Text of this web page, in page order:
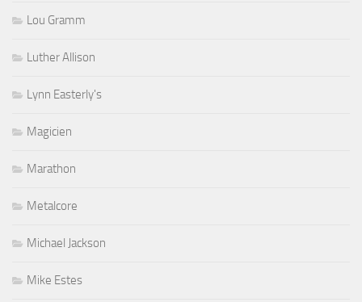
Lou Gramm
Luther Allison
Lynn Easterly's
Magicien
Marathon
Metalcore
Michael Jackson
Mike Estes